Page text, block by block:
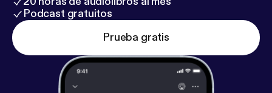
Podcast gratuitos
Prueba gratis